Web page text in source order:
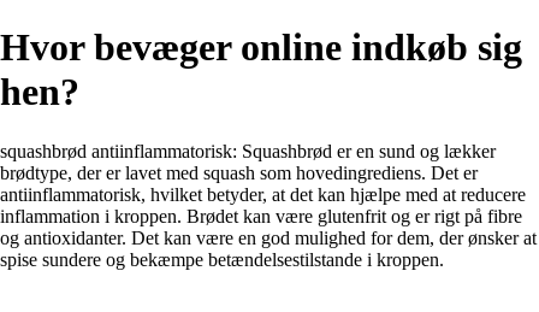
Hvor bevæger online indkøb sig
hen?
squashbrød antiinflammatorisk: Squashbrød er en sund og lækker
brødtype, der er lavet med squash som hovedingrediens. Det er
antiinflammatorisk, hvilket betyder, at det kan hjælpe med at reducere
inflammation i kroppen. Brødet kan være glutenfrit og er rigt på fibre
og antioxidanter. Det kan være en god mulighed for dem, der ønsker at
spise sundere og bekæmpe betændelsestilstande i kroppen.